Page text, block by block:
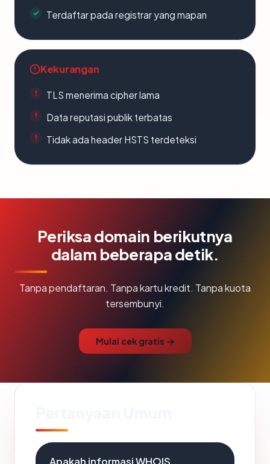
Terdaftar pada registrar yang mapan
Kekurangan
TLS menerima cipher lama
Data reputasi publik terbatas
Tidak ada header HSTS terdeteksi
Periksa domain berikutnya
dalam beberapa detik.
Tanpa pendaftaran. Tanpa kartu kredit. Tanpa kuota
tersembunyi.
Mulai cek gratis →
Apakah informasi WHOIS